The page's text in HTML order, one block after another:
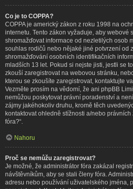
Co je to COPPA?
COPPA je americký zákon z roku 1998 na
internetu. Tento zákon vyžaduje, aby webové
shromažďovat informace od nezletilých osob
souhlas rodičů nebo nějaké jiné potvrzení od
shromažďování osobních identifikačních
mladších 13 let. Pokud si nejste jisti, jestli se
zkouší zaregistrovat na webovou stránku,
kterou se zkoušíte zaregistrovat, kontaktujte
Vezměte prosím na vědomí, že ani phpBB
nemůžou poskytovat právní poradenství a
zájmy jakéhokoliv druhu, kromě těch
kontaktovat ohledně stížnosti a/nebo
fóra?“.
Nahoru
Proč se nemůžu zaregistrovat?
Je možné, že administrátor fóra zakázal
návštěvníkům, aby se stali členy fóra.
adresu nebo používání uživatelského jména,